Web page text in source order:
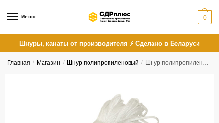
Меню 0
Шнуры, канаты от производителя ⚡ Сделано в Беларуси
Главная / Магазин / Шнур полипропиленовый / Шнур полипропиленовый вязаный без сердечника 6 мм